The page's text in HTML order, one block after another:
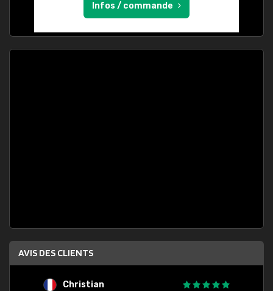
Infos / commande
AVIS DES CLIENTS
Christian